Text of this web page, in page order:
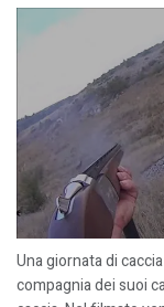
Una giornata di
compagnia dei suoi